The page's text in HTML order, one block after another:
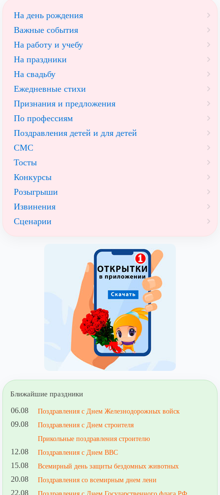
На день рождения
Важные события
На работу и учебу
На праздники
На свадьбу
Ежедневные стихи
Признания и предложения
По профессиям
Поздравления детей и для детей
СМС
Тосты
Конкурсы
Розыгрыши
Извинения
Сценарии
Ближайшие праздники
06.08 Поздравления с Днем Железнодорожных войск
09.08
Поздравления с Днем строителя
Прикольные поздравления строителю
12.08 Поздравления с Днем ВВС
15.08 Всемирный день защиты бездомных животных
20.08 Поздравления со всемирным днем лени
22.08